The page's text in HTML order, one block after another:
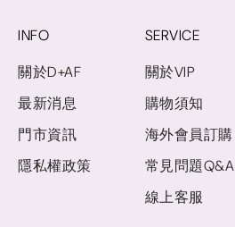
INFO
關於D+AF
最新消息
門市資訊
隱私權政策
SERVICE
關於VIP
購物須知
海外會員訂購
常見問題Q&A
線上客服